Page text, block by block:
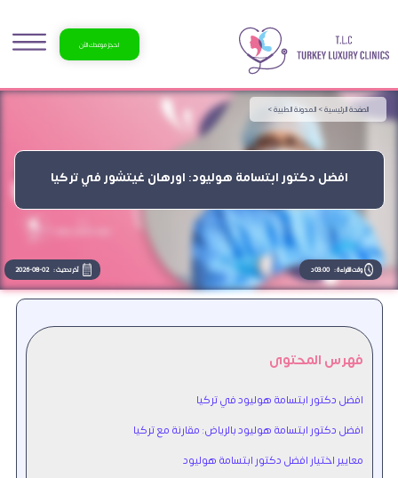
احجز موعدك الآن
افضل دكتور ابتسامة هوليود: اورهان غيتشور في تركيا
الصفحة الرئيسية >المدونة الطبية >
وقت القراءة : 03:00 د آخر تحديث : 2026-08-02
فهرس المحتوى
افضل دكتور ابتسامة هوليود في تركيا
افضل دكتور ابتسامة هوليود بالرياض: مقارنة مع تركيا
معايير اختيار افضل دكتور ابتسامة هوليود